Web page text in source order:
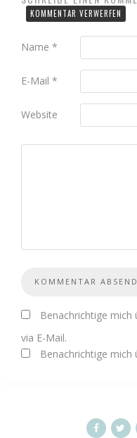
KOMMENTAR VERWERFEN
Name *
E-Mail *
Website
Benachrichtige
via E-Mail.
Benachrichtige mich